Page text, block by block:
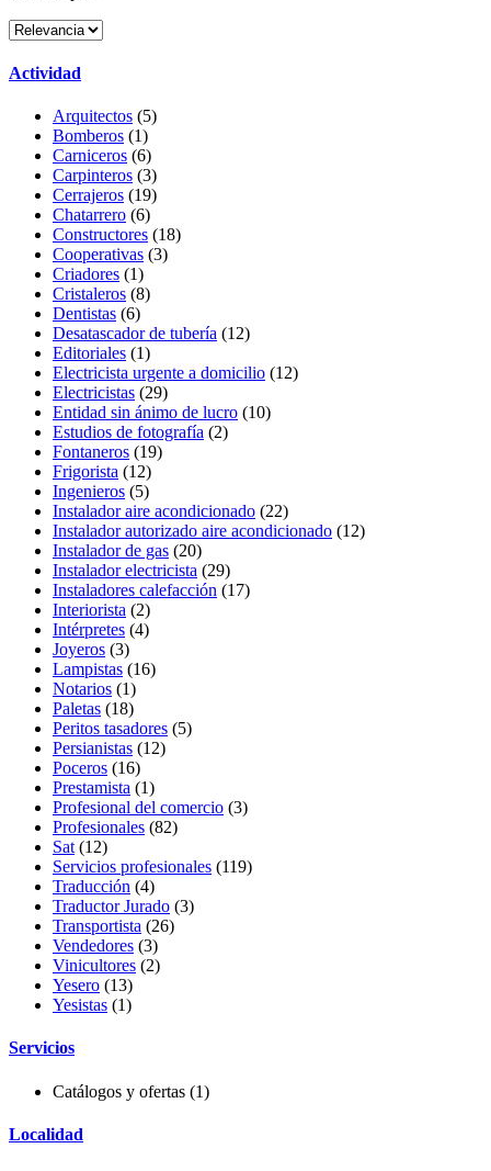
Actividad
Arquitectos (5)
Bomberos (1)
Carniceros (6)
Carpinteros (3)
Cerrajeros (19)
Chatarrero (6)
Constructores (18)
Cooperativas (3)
Criadores (1)
Cristaleros (8)
Dentistas (6)
Desatascador de tubería (12)
Editoriales (1)
Electricista urgente a domicilio (12)
Electricistas (29)
Entidad sin ánimo de lucro (10)
Estudios de fotografía (2)
Fontaneros (19)
Frigorista (12)
Ingenieros (5)
Instalador aire acondicionado (22)
Instalador autorizado aire acondicionado (12)
Instalador de gas (20)
Instalador electricista (29)
Instaladores calefacción (17)
Interiorista (2)
Intérpretes (4)
Joyeros (3)
Lampistas (16)
Notarios (1)
Paletas (18)
Peritos tasadores (5)
Persianistas (12)
Poceros (16)
Prestamista (1)
Profesional del comercio (3)
Profesionales (82)
Sat (12)
Servicios profesionales (119)
Traducción (4)
Traductor Jurado (3)
Transportista (26)
Vendedores (3)
Vinicultores (2)
Yesero (13)
Yesistas (1)
Servicios
Catálogos y ofertas (1)
Localidad